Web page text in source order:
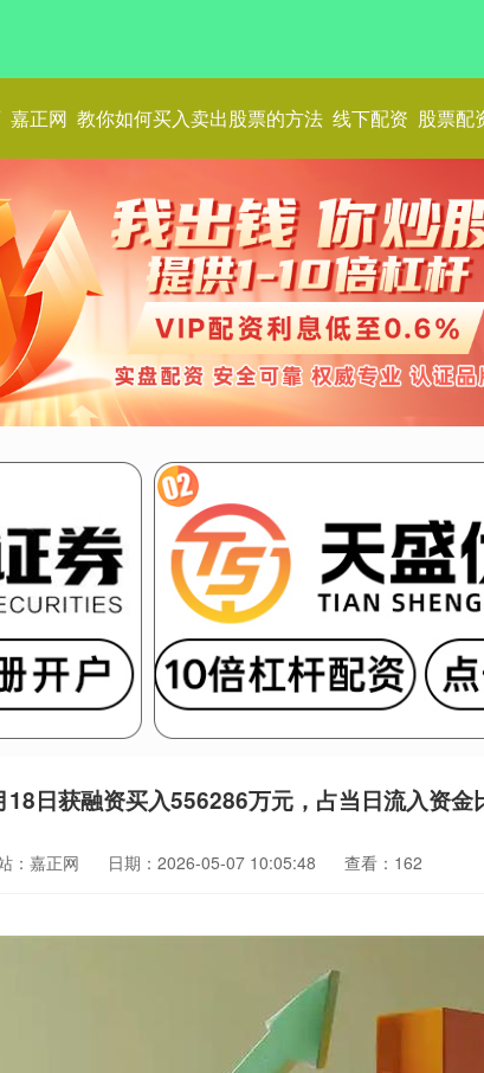
嘉正网 教你如何买入卖出股票的方法 线下配资 股票配
日获融资买入556286万元，占当日流入资金
：嘉正网 日期：2026-05-07 10:05:48 查看：162